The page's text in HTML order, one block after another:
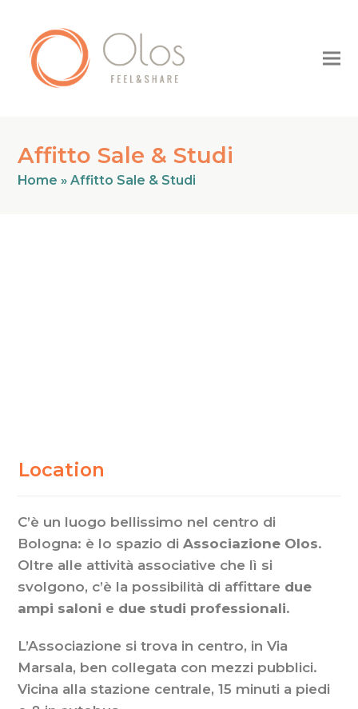
Affitto Sale & Studi
Home »Affitto Sale & Studi
Location
Location
C’è un luogo bellissimo nel centro di
Bologna: è lo spazio diAssociazione Olos.
Oltre alle attività associative che lì si
svolgono, c’è la possibilità di affittare due
ampi saloni e due studi professionali.
L’Associazione si trova in centro, in Via
Marsala, ben collegata con mezzi pubblici.
Vicina alla stazione centrale, 15 minuti a piedi